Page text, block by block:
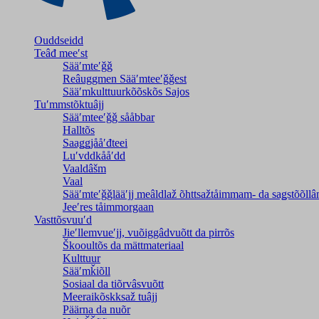
Ouddseidd
Teâđ meeʹst
Sääʹmteʹǧǧ
Reâuggmen Sääʹmteeʹǧǧest
Sääʹmkulttuurkõõskõs Sajos
Tuʹmmstõktuâjj
Sääʹmteeʹǧǧ sååbbar
Halltõs
Saaǥǥjååʹđteei
Luʹvddkååʹdd
Vaaldâšm
Vaal
Sääʹmteʹǧǧlääʹjj meâldlaž õhttsažtåimmam- da
Jeeʹres tåimmorgaan
Vasttõsvuuʹd
Jieʹllemvueʹjj, vuõiggâdvuõtt da pirrõs
Škooultõs da mättmateriaal
Kulttuur
Sääʹmǩiõll
Sosiaal da tiõrvâsvuõtt
Meeraikõskksaž tuâjj
Päärna da nuõr